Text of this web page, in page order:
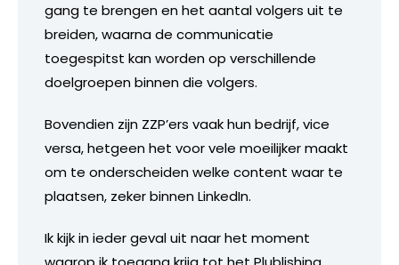
gang te brengen en het aantal volgers uit te
breiden, waarna de communicatie
toegespitst kan worden op verschillende
doelgroepen binnen die volgers.
Bovendien zijn ZZP’ers vaak hun bedrijf, vice
versa, hetgeen het voor vele moeilijker maakt
om te onderscheiden welke content waar te
plaatsen, zeker binnen LinkedIn.
Ik kijk in ieder geval uit naar het moment